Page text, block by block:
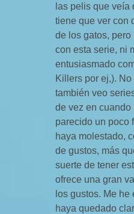
las pelis que
tiene que ver con
de los gatos,
con esta serie, ni
entusiasmado
Killers por ej,).
también veo
de vez en cuando
parecido un poco
haya molestado,
de gustos, más
suerte de tener
ofrece una gran
los gustos. Me
haya quedado